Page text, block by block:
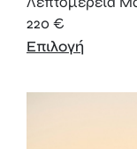
220 €
Επιλογή